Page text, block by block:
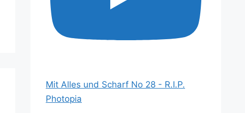
Mit Alles und Scharf No 28 - R.I.P.
Photopia